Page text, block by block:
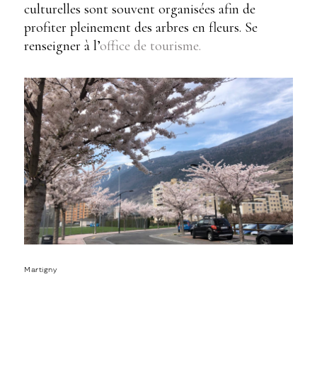
culturelles sont souvent organisées afin de
profiter pleinement des arbres en fleurs. Se
renseigner à l’office de tourisme.
Martigny